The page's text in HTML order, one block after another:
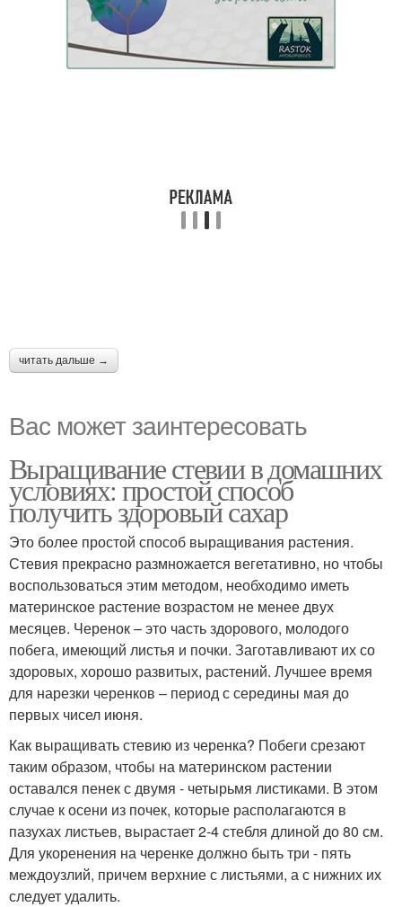
читать дальше →
Вас может заинтересовать
Выращивание стевии в домашних
условиях: простой способ
получить здоровый сахар
Это более простой способ выращивания растения.
Стевия прекрасно размножается вегетативно, но чтобы
воспользоваться этим методом, необходимо иметь
материнское растение возрастом не менее двух
месяцев. Черенок – это часть здорового, молодого
побега, имеющий листья и почки. Заготавливают их со
здоровых, хорошо развитых, растений. Лучшее время
для нарезки черенков – период с середины мая до
первых чисел июня.
Как выращивать стевию из черенка? Побеги срезают
таким образом, чтобы на материнском растении
оставался пенек с двумя - четырьмя листиками. В этом
случае к осени из почек, которые располагаются в
пазухах листьев, вырастает 2-4 стебля длиной до 80 см.
Для укоренения на черенке должно быть три - пять
междоузлий, причем верхние с листьями, а с нижних их
следует удалить.